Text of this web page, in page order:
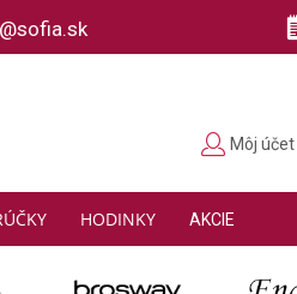
HODINKY AKCIE
Môj účet